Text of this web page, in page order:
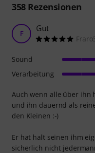
358Rezensionen
F Gut
Auch wenn alle über ihn
und ihn dauernd als
den Kleinen :-)
Er hat halt seinen ihm
sicherlich nicht
Sound
Verarbeitung